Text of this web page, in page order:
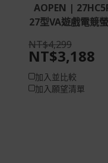
AOPEN |
27型VA遊戲電競
NT$3,188
NT$4,299
加入並比較
加入願望清單